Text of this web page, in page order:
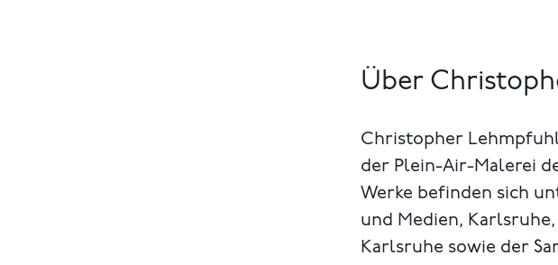
Über
Christopher
der Plein-Air-Malerei
Werke befinden sich
und Medien,
Karlsruhe sowie der